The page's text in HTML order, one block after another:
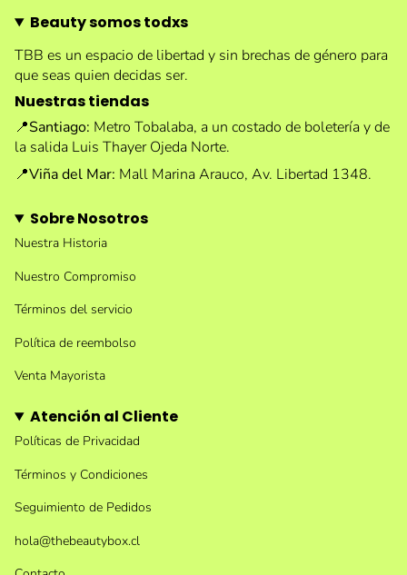
Beauty somos todxs
TBB es un espacio de libertad y sin brechas de género para
que seas quien decidas ser.
Nuestras tiendas
📍Santiago: Metro Tobalaba, a un costado de boletería y de
la salida Luis Thayer Ojeda Norte.
📍Viña del Mar: Mall Marina Arauco, Av. Libertad 1348.
Sobre Nosotros
Nuestra Historia
Nuestro Compromiso
Términos del servicio
Política de reembolso
Venta Mayorista
Atención al Cliente
Políticas de Privacidad
Términos y Condiciones
Seguimiento de Pedidos
hola@thebeautybox.cl